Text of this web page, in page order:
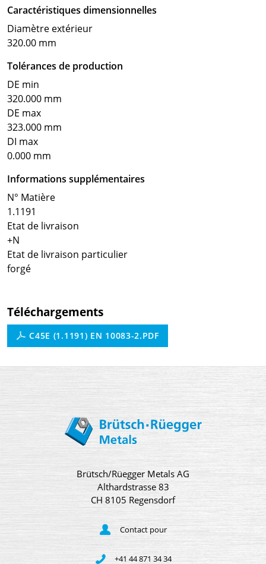
Caractéristiques dimensionnelles
Diamètre extérieur
320.00 mm
Tolérances de production
DE min
320.000 mm
DE max
323.000 mm
DI max
0.000 mm
Informations supplémentaires
N° Matière
1.1191
Etat de livraison
+N
Etat de livraison particulier
forgé
Téléchargements
C45E (1.1191) EN 10083-2.PDF
Brütsch/Rüegger Metals AG
Althardstrasse 83
CH 8105 Regensdorf
Contact pour
+41 44 871 34 34